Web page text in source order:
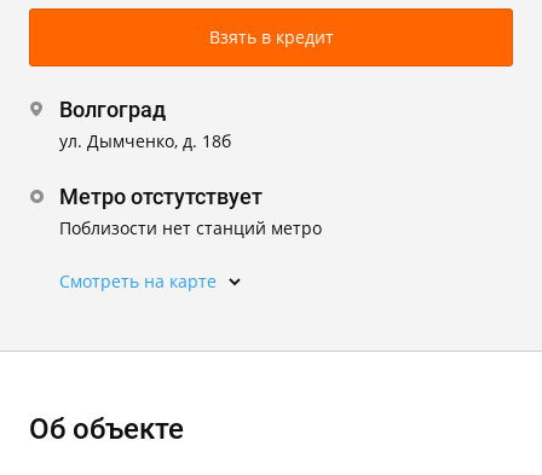
Взять в кредит
Волгоград
ул. Дымченко, д. 18б
Метро отстутствует
Поблизости нет станций метро
Смотреть на карте
Об объекте